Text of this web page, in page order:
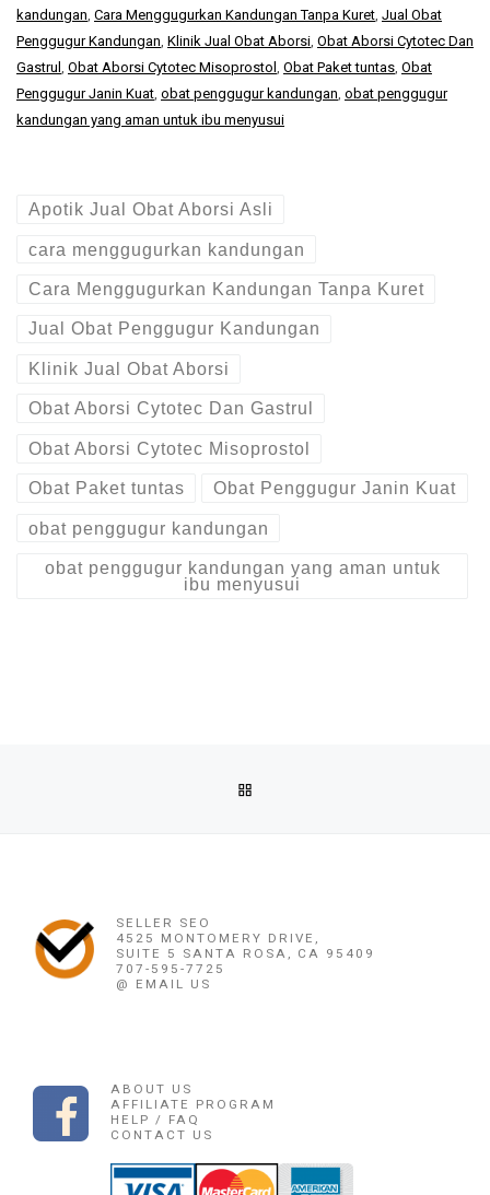
kandungan, Cara Menggugurkan Kandungan Tanpa Kuret, Jual Obat
Penggugur Kandungan, Klinik Jual Obat Aborsi, Obat Aborsi Cytotec Dan
Gastrul , Obat Aborsi Cytotec Misoprostol , Obat Paket tuntas, Obat
Penggugur Janin Kuat, obat penggugur kandungan, obat penggugur
kandungan yang aman untuk ibu menyusui
Apotik Jual Obat Aborsi Asli
cara menggugurkan kandungan
Cara Menggugurkan Kandungan Tanpa Kuret
Jual Obat Penggugur Kandungan
Klinik Jual Obat Aborsi
Obat Aborsi Cytotec Dan Gastrul
Obat Aborsi Cytotec Misoprostol
Obat Paket tuntas Obat Penggugur Janin Kuat
obat penggugur kandungan
obat penggugur kandungan yang aman untuk
ibu menyusui
SELLER SEO
4525 MONTOMERY DRIVE,
SUITE 5 SANTA ROSA, CA 95409
707-595-7725
@ EMAIL US
ABOUT US
AFFILIATE PROGRAM
HELP / FAQ
CONTACT US